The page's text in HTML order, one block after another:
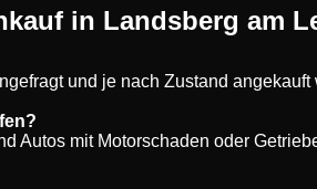
in Landsberg am
und je nach Zustand angekauft
Autos mit Motorschaden oder